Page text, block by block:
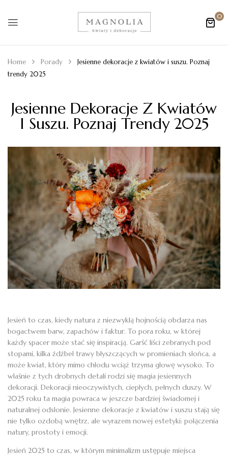
0
Home Porady
Jesienne dekoracje z kwiatów i suszu. Poznaj
trendy 2025
Jesienne Dekoracje Z Kwiatów
I Suszu. Poznaj Trendy 2025
Jesień to czas, kiedy natura z niezwykłą hojnością obdarza nas
bogactwem barw, zapachów i faktur. To pora roku, w której
każdy spacer może stać się inspiracją. Garść liści zebranych pod
stopami, kilka źdźbeł trawy błyszczących w promieniach słońca, a
może kwiat, który mimo chłodu wciąż trzyma głowę wysoko. To
właśnie z tych drobnych detali rodzi się magia jesiennych
dekoracji. Dekoracji nieoczywistych, ciepłych, pełnych duszy. W
2025 roku ta magia powraca w jeszcze bardziej świadomej i
naturalnej odsłonie. Jesienne dekoracje z kwiatów i suszu stają się
nie tylko ozdobą wnętrz, ale wyrazem nowej estetyki: połączenia
natury, prostoty i emocji.
Jesień 2025 to czas, w którym minimalizm ustępuje miejsca